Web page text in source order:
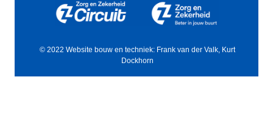
© 2022 Website bouw en techniek: Frank van der Valk, Kurt
Dockhorn